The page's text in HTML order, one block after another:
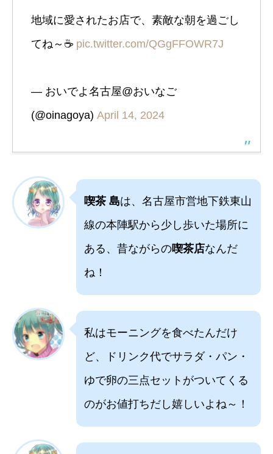
地域に愛されたお店で、素敵な朝を過ごし
てね～☕️ pic.twitter.com/QGgFFOWR7J
— おいでよ名古屋@おいなご
(@oinagoya) April 14, 2024
喫茶 島は、名古屋市営地下鉄東山
線の本陣駅から少し歩いた場所に
ある、昔ながらの喫茶店なんだ
ね！
私はモーニングを食べたんだけ
ど、ドリンク代でサラダ・パン・
ゆで卵の三点セットがついてくる
のがお値打ちだし嬉しいよね～！